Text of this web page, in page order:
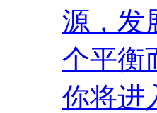
源，发
个平衡
你将进